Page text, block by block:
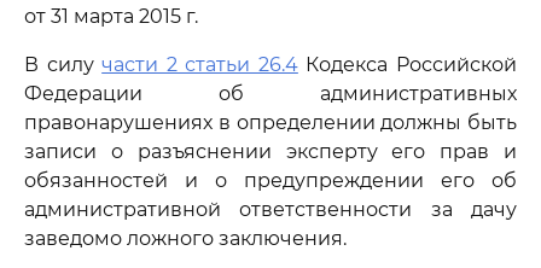
от 31 марта 2015 г.
В силучасти 2 статьи 26.4Кодекса Российской
Федерации об административных
правонарушениях в определении должны быть
записи о разъяснении эксперту его прав и
обязанностей и о предупреждении его об
административной ответственности за дачу
заведомо ложного заключения.